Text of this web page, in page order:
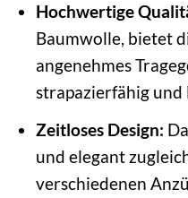
Hochwertige
Baumwolle, bietet
angenehmes
strapazierfähig und
Zeitloses Design:
und elegant
verschiedenen